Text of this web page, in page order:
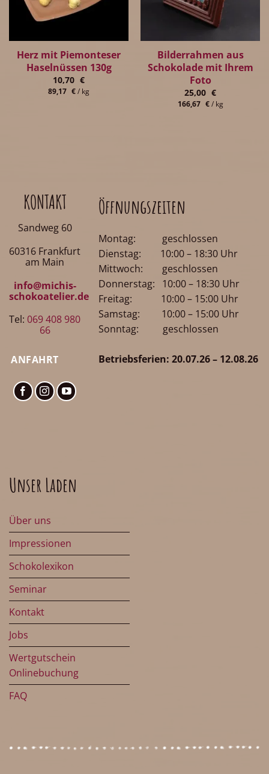
Herz mit Piemonteser
Haselnüssen 130g
10,70 €
89,17 €/ kg
Bilderrahmen aus
Schokolade mit Ihrem
Foto
25,00 €
166,67 €/ kg
KONTAKT
Sandweg 60
60316 Frankfurt
am Main
info@michis-
schokoatelier.de
Tel:069 408 980
66
ANFAHRT
Öffnungszeiten
Montag: geschlossen
Dienstag: 10:00 – 18:30 Uhr
Mittwoch: geschlossen
Donnerstag: 10:00 – 18:30 Uhr
Freitag: 10:00 – 15:00 Uhr
Samstag: 10:00 – 15:00 Uhr
Sonntag: geschlossen
Betriebsferien: 20.07.26 – 12.08.26
Unser Laden
Über uns
Impressionen
Schokolexikon
Seminar
Kontakt
Jobs
Wertgutschein
Onlinebuchung
FAQ